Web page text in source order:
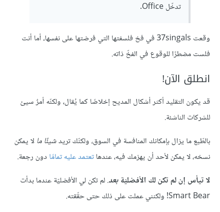
تدخّل Office.
وقعت 37singals في فخ فلسفتها التي فرضتها على نفسها، أما أنت
فلست مضطرًا للوقوع في الفخّ ذاته.
انطلق الآن!
قد يكون التقليد أكثر أشكال المديح إخلاصًا كما يُقال، ولكنّه أمرٌ سيئ
للشركات الناشئة.
بالطّبع ما يزال بإمكانك المنافسة في السوق، ولكنّك تريدشيئًا ما لا يمكن
نسخه، لا يمكن لأحد أن يهزمك فيه، عندهاتعتمد عليه تمامًا دون رجعة.
لا تيأس إن لم تكن لك الأفضليّة بعد. لم تكن لي الأفضليّة عندما بدأت
Smart Bear! ولكنني عملت على ذلك حتى حقّقته.